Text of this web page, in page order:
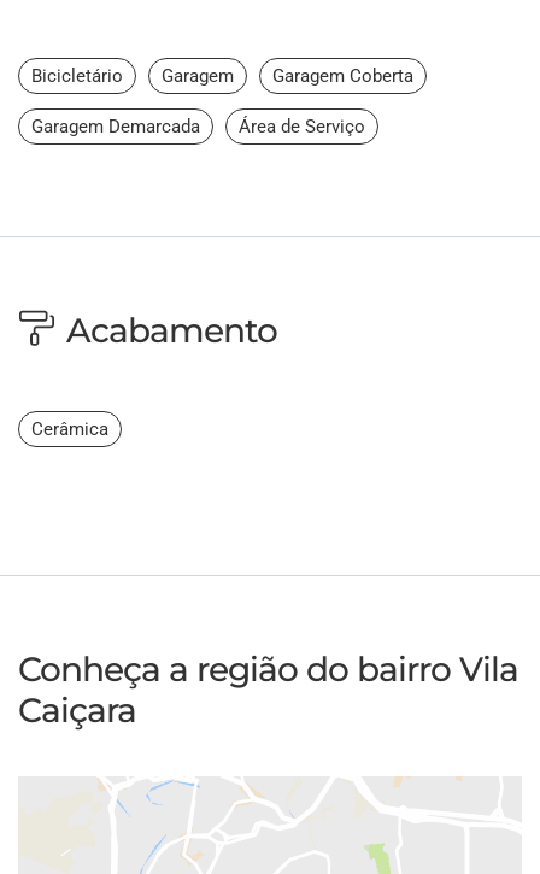
Bicicletário Garagem Garagem Coberta
Garagem Demarcada Área de Serviço
Acabamento
Cerâmica
Conheça a região do bairro Vila
Caiçara